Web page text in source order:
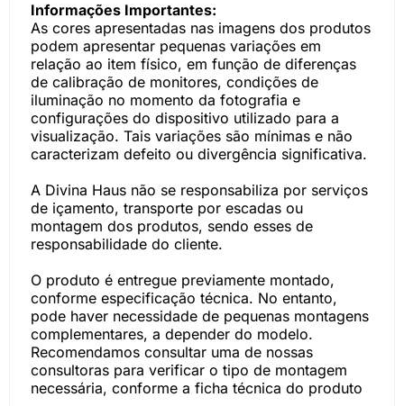
Informações Importantes:
As cores apresentadas nas imagens dos produtos
podem apresentar pequenas variações em
relação ao item físico, em função de diferenças
de calibração de monitores, condições de
iluminação no momento da fotografia e
configurações do dispositivo utilizado para a
visualização. Tais variações são mínimas e não
caracterizam defeito ou divergência significativa.
A Divina Haus não se responsabiliza por serviços
de içamento, transporte por escadas ou
montagem dos produtos, sendo esses de
responsabilidade do cliente.
O produto é entregue previamente montado,
conforme especificação técnica. No entanto,
pode haver necessidade de pequenas montagens
complementares, a depender do modelo.
Recomendamos consultar uma de nossas
consultoras para verificar o tipo de montagem
necessária, conforme a ficha técnica do produto